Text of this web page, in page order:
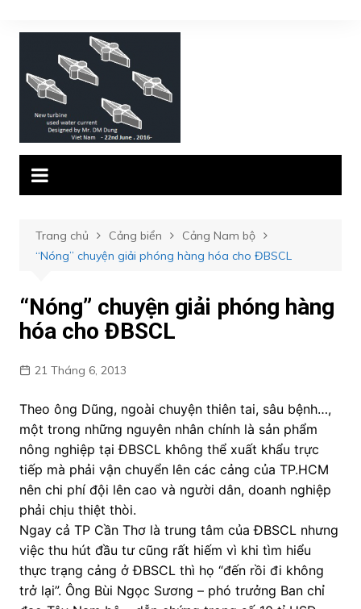
đến
Trang chủ Cảng biển
Cảng Nam bộ
“Nóng” chuyện giải phóng hàng hóa cho ĐBSCL
“Nóng” chuyện giải phóng hàng
hóa cho ĐBSCL
21 Tháng 6, 2013
Theo ông Dũng, ngoài chuyện thiên tai, sâu bệnh…,
một trong những nguyên nhân chính là sản phẩm
nông nghiệp tại ĐBSCL không thể xuất khẩu trực
tiếp mà phải vận chuyển lên các cảng của TP.HCM
nên chi phí đội lên cao và người dân, doanh nghiệp
phải chịu thiệt thòi.
Ngay cả TP Cần Thơ là trung tâm của ĐBSCL nhưng
việc thu hút đầu tư cũng rất hiếm vì khi tìm hiểu
thực trạng cảng ở ĐBSCL thì họ “đến rồi đi không
trở lại”. Ông Bùi Ngọc Sương – phó trưởng Ban chỉ